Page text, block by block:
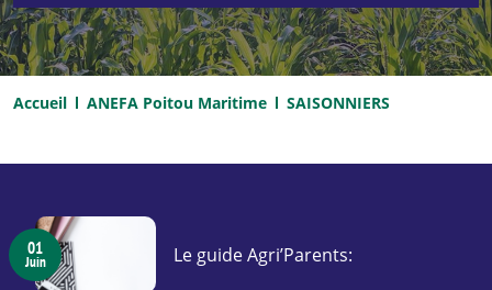
Accueil ANEFA Poitou Maritime SAISONNIERS
01
Juin Le guide Agri’Parents: